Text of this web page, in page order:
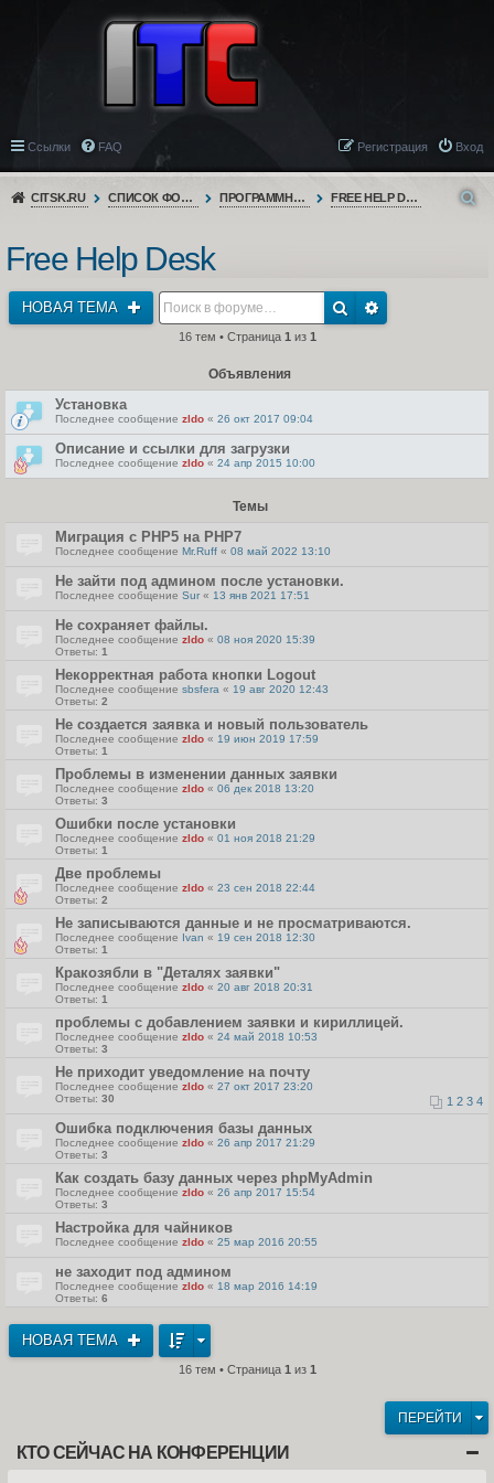
Ссылки FAQ Вход
Регистрация
CITSK.RU СПИСОК ФОРУМОВ ПРОГРАММНОЕ ОБЕСПЕЧЕНИЕ FREE HELP DESK
Free Help Desk
НОВАЯ ТЕМА
16 тем • Страница 1 из 1
Объявления
Установка
Последнее сообщение zldo « 26 окт 2017 09:04
Описание и ссылки для загрузки
Последнее сообщение zldo « 24 апр 2015 10:00
Темы
Миграция с PHP5 на PHP7
Последнее сообщение Mr.Ruff « 08 май 2022 13:10
Не зайти под админом после установки.
Последнее сообщение Sur « 13 янв 2021 17:51
Не сохраняет файлы.
Последнее сообщение zldo « 08 ноя 2020 15:39
Ответы: 1
Некорректная работа кнопки Logout
Последнее сообщение sbsfera « 19 авг 2020 12:43
Ответы: 2
Не создается заявка и новый пользователь
Последнее сообщение zldo « 19 июн 2019 17:59
Ответы: 1
Проблемы в изменении данных заявки
Последнее сообщение zldo « 06 дек 2018 13:20
Ответы: 3
Ошибки после установки
Последнее сообщение zldo « 01 ноя 2018 21:29
Ответы: 1
Две проблемы
Последнее сообщение zldo « 23 сен 2018 22:44
Ответы: 2
Не записываются данные и не просматриваются.
Последнее сообщение Ivan « 19 сен 2018 12:30
Ответы: 1
Кракозябли в "Деталях заявки"
Последнее сообщение zldo « 20 авг 2018 20:31
Ответы: 1
проблемы с добавлением заявки и кириллицей.
Последнее сообщение zldo « 24 май 2018 10:53
Ответы: 3
Не приходит уведомление на почту
Последнее сообщение zldo « 27 окт 2017 23:20
Ответы: 30 1 2 3 4
Ошибка подключения базы данных
Последнее сообщение zldo « 26 апр 2017 21:29
Ответы: 3
Как создать базу данных через phpMyAdmin
Последнее сообщение zldo « 26 апр 2017 15:54
Ответы: 3
Настройка для чайников
Последнее сообщение zldo « 25 мар 2016 20:55
не заходит под админом
Последнее сообщение zldo « 18 мар 2016 14:19
Ответы: 6
НОВАЯ ТЕМА
16 тем • Страница 1 из 1
ПЕРЕЙТИ
КТО СЕЙЧАС НА КОНФЕРЕНЦИИ